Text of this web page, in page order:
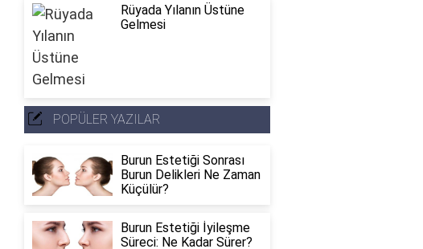
Rüyada Yılanın Üstüne
Gelmesi
POPÜLER YAZILAR
Burun Estetiği Sonrası
Burun Delikleri Ne Zaman
Küçülür?
Burun Estetiği İyileşme
Süreci: Ne Kadar Sürer?